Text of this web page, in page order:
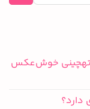
تهچینی خوش‌عکس